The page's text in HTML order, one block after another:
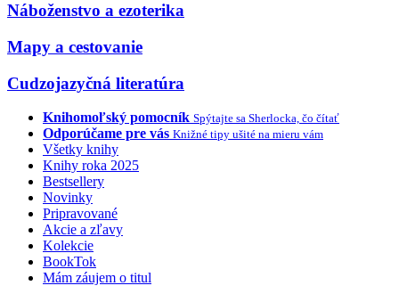
Náboženstvo a ezoterika
Mapy a cestovanie
Cudzojazyčná literatúra
Knihomoľský pomocník Spýtajte sa Sherlocka, čo čítať
Odporúčame pre vás Knižné tipy ušité na mieru vám
Všetky knihy
Knihy roka 2025
Bestsellery
Novinky
Pripravované
Akcie a zľavy
Kolekcie
BookTok
Mám záujem o titul